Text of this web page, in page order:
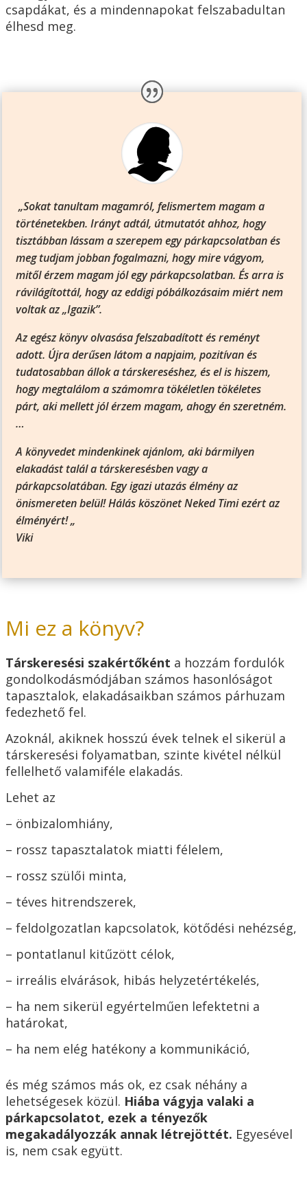
csapdákat, és a mindennapokat felszabadultan
élhesd meg.
„Sokat tanultam magamról, felismertem magam a
történetekben. Irányt adtál, útmutatót ahhoz, hogy
tisztábban lássam a szerepem egy párkapcsolatban és
meg tudjam jobban fogalmazni, hogy mire vágyom,
mitől érzem magam jól egy párkapcsolatban. És arra is
rávilágítottál, hogy az eddigi póbálkozásaim miért nem
voltak az „Igazik”.
Az egész könyv olvasása felszabadított és reményt
adott. Újra derűsen látom a napjaim, pozitívan és
tudatosabban állok a társkereséshez, és el is hiszem,
hogy megtalálom a számomra tökéletlen tökéletes
párt, aki mellett jól érzem magam, ahogy én szeretném.
…
A könyvedet mindenkinek ajánlom, aki bármilyen
elakadást talál a társkeresésben vagy a
párkapcsolatában. Egy igazi utazás élmény az
önismereten belül! Hálás köszönet Neked Timi ezért az
élményért! „
Viki
Mi ez a könyv?
Társkeresési szakértőként a hozzám fordulók
gondolkodásmódjában számos hasonlóságot
tapasztalok, elakadásaikban számos párhuzam
fedezhető fel.
Azoknál, akiknek hosszú évek telnek el sikerül a
társkeresési folyamatban, szinte kivétel nélkül
fellelhető valamiféle elakadás.
Lehet az
– önbizalomhiány,
– rossz tapasztalatok miatti félelem,
– rossz szülői minta,
– téves hitrendszerek,
– feldolgozatlan kapcsolatok, kötődési nehézség,
– pontatlanul kitűzött célok,
– irreális elvárások, hibás helyzetértékelés,
– ha nem sikerül egyértelműen lefektetni a
határokat,
– ha nem elég hatékony a kommunikáció,
és még számos más ok, ez csak néhány a
lehetségesek közül. Hiába vágyja valaki a
párkapcsolatot, ezek a tényezők
megakadályozzák annak létrejöttét. Egyesével
is, nem csak együtt.